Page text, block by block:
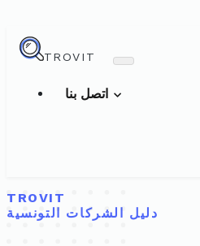
TROVIT
TROVIT
دليل الشركات التونسية